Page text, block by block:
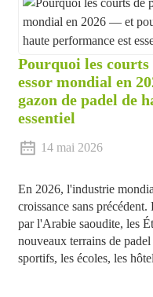
Pourquoi les courts
essor mondial en
gazon de padel de
essentiel
14 mai 2026
En 2026, l'industrie
croissance sans
par l'Arabie saoudite, les
nouveaux terrains de
sportifs, les écoles, les